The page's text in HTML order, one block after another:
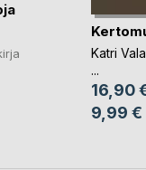
Katri Vala
...
16,90
9,99 €